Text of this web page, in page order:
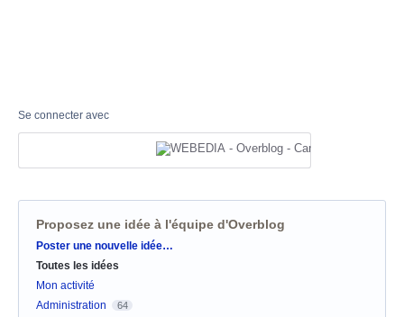
Se connecter avec
Proposez une idée à l'équipe d'Overblog
Catégories
Poster une nouvelle idée…
Toutes les idées
Mon activité
Administration
64